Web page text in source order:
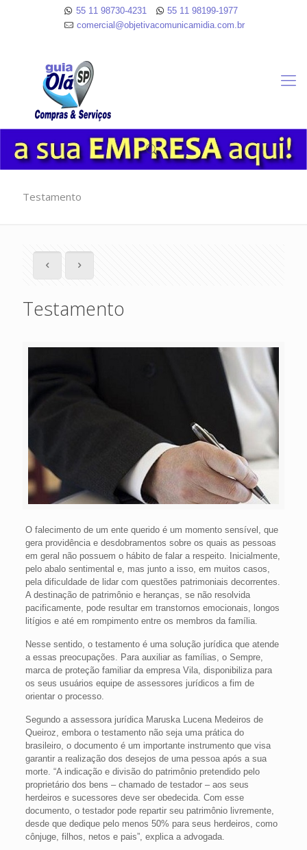
55 11 98730-4231
55 11 98199-1977
comercial@objetivacomunicamidia.com.br
Testamento
Testamento
O falecimento de um ente querido é um momento sensível, que
gera providência e desdobramentos sobre os quais as pessoas
em geral não possuem o hábito de falar a respeito. Inicialmente,
pelo abalo sentimental e, mas junto a isso, em muitos casos,
pela dificuldade de lidar com questões patrimoniais decorrentes.
A destinação de patrimônio e heranças, se não resolvida
pacificamente, pode resultar em transtornos emocionais, longos
litígios e até em rompimento entre os membros da família.
Nesse sentido, o testamento é uma solução jurídica que atende
a essas preocupações. Para auxiliar as famílias, o Sempre,
marca de proteção familiar da empresa Vila, disponibiliza para
os seus usuários equipe de assessores jurídicos a fim de
orientar o processo.
Segundo a assessora jurídica Maruska Lucena Medeiros de
Queiroz, embora o testamento não seja uma prática do
brasileiro, o documento é um importante instrumento que visa
garantir a realização dos desejos de uma pessoa após a sua
morte. “A indicação e divisão do patrimônio pretendido pelo
proprietário dos bens – chamado de testador – aos seus
herdeiros e sucessores deve ser obedecida. Com esse
documento, o testador pode repartir seu patrimônio livremente,
desde que dedique pelo menos 50% para seus herdeiros, como
cônjuge, filhos, netos e pais”, explica a advogada.